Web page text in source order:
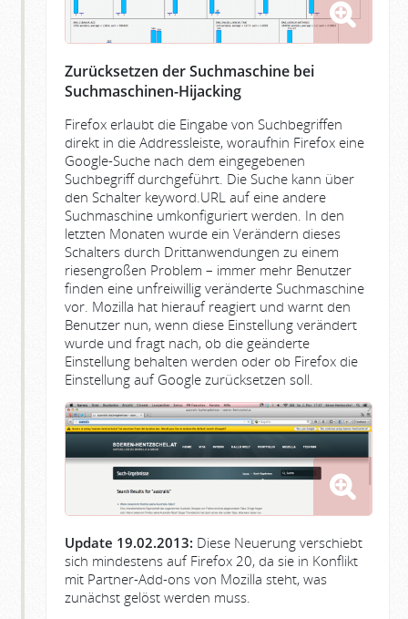
Zurücksetzen der Suchmaschine bei
Suchmaschinen-Hijacking
Firefox erlaubt die Eingabe von Suchbegriffen
direkt in die Addressleiste, woraufhin Firefox eine
Google-Suche nach dem eingegebenen
Suchbegriff durchgeführt. Die Suche kann über
den Schalter keyword.URL auf eine andere
Suchmaschine umkonfiguriert werden. In den
letzten Monaten wurde ein Verändern dieses
Schalters durch Drittanwendungen zu einem
riesengroßen Problem – immer mehr Benutzer
finden eine unfreiwillig veränderte Suchmaschine
vor. Mozilla hat hierauf reagiert und warnt den
Benutzer nun, wenn diese Einstellung verändert
wurde und fragt nach, ob die geänderte
Einstellung behalten werden oder ob Firefox die
Einstellung auf Google zurücksetzen soll.
Update 19.02.2013: Diese Neuerung verschiebt
sich mindestens auf Firefox 20, da sie in Konflikt
mit Partner-Add-ons von Mozilla steht, was
zunächst gelöst werden muss.